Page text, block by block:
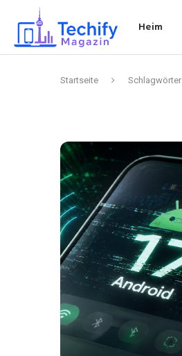
Heim
Startseite Schlagwörter